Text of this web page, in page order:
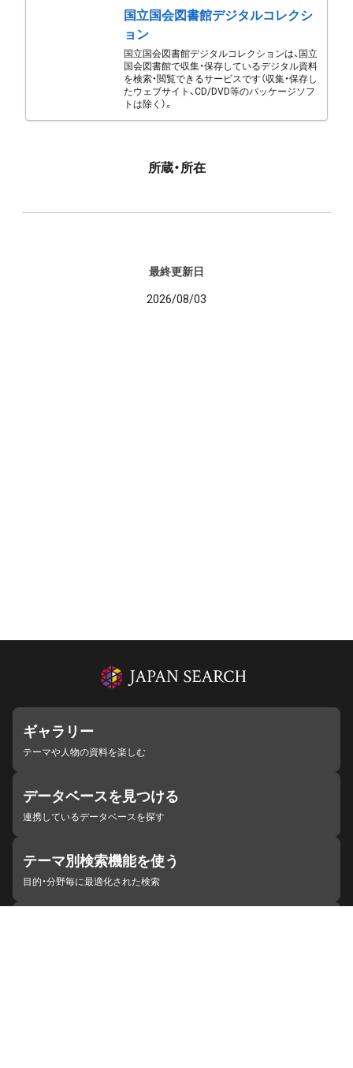
国立国会図書館デジタルコレクシ
ョン
国立国会図書館デジタルコレクションは、国立
国会図書館で収集・保存しているデジタル資料
を検索・閲覧できるサービスです（収集・保存し
たウェブサイト、CD/DVD等のパッケージソフ
トは除く）。
所蔵・所在
最終更新日
2026/08/03
ギャラリー
テーマや人物の資料を楽しむ
データベースを見つける
連携しているデータベースを探す
テーマ別検索機能を使う
目的・分野毎に最適化された検索